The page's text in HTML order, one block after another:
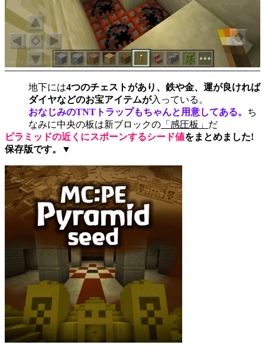
地下には4つのチェストがあり、鉄や金、運が良ければ
ダイヤなどのお宝アイテムが入っている。
おなじみのTNTトラップもちゃんと用意してある。 ち
なみに中央の板は新ブロックの 「感圧板」 だ
ピラミッドの近くにスポーンするシード値をまとめました!
保存版です。▼